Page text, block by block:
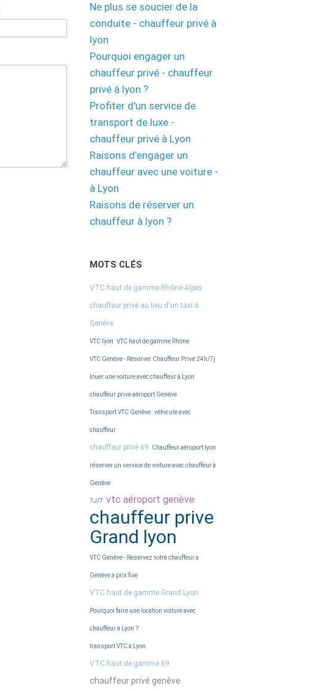
Ne plus se soucier de la
conduite - chauffeur privé à
lyon
Pourquoi engager un
chauffeur privé - chauffeur
privé à lyon ?
Profiter d'un service de
transport de luxe -
chauffeur privé à Lyon
Raisons d'engager un
chauffeur avec une voiture -
à Lyon
Raisons de réserver un
chauffeur à lyon ?
MOTS CLÉS
VTC haut de gamme Rhône-Alpes
chauffeur privé au lieu d'un taxi à
Genève
VTC lyon VTC haut de gamme Rhône
VTC Genève - Réserver Chauffeur Privé 24h/7j
louer une voiture avec chauffeur à Lyon
chauffeur prive aéroport Genève
Transport VTC Genève : véhicule avec
chauffeur
chauffeur privé 69 Chauffeur aéroport lyon
réserver un service de voiture avec chauffeur à
Genève
7J/7 vtc aéroport genève
chauffeur prive
Grand lyon
VTC Genève - Reservez votre chauffeur a
Genève a prix fixe
VTC haut de gamme Grand Lyon
Pourquoi faire une location voiture avec
chauffeur à Lyon ?
transport VTC à Lyon
VTC haut de gamme 69
chauffeur privé genève